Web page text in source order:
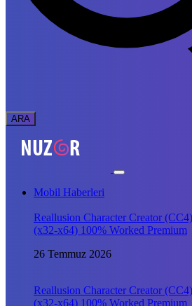
Mobil Haberleri
Reallusion Character Creator
(x32-x64) 100% Worked Premium
26 Temmuz 2026
Reallusion Character Creator
(x32-x64) 100% Worked Premium